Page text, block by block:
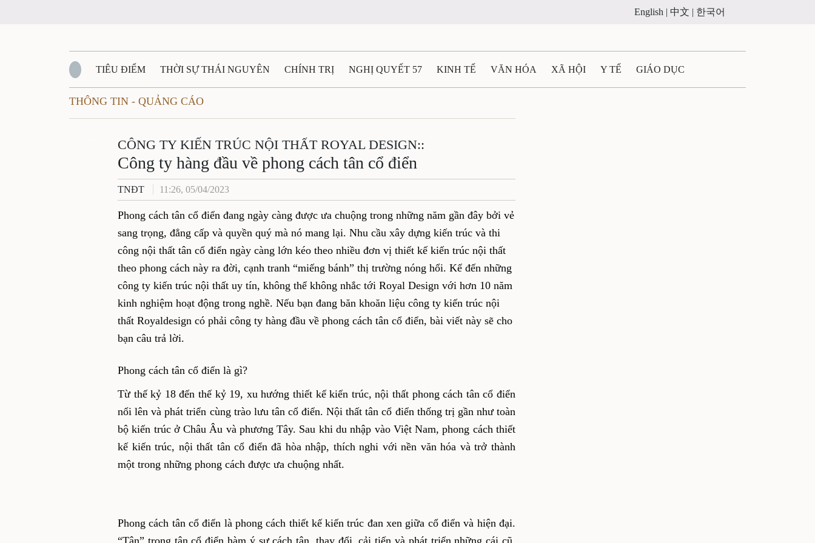
English | 中文 | 한국어
TIÊU ĐIỂM THỜI SỰ THÁI NGUYÊN CHÍNH TRỊ NGHỊ QUYẾT 57 KINH TẾ VĂN HÓA XÃ HỘI Y TẾ GIÁO DỤC
QUỐC PHÒNG - AN NINH
QUÊ HƯƠNG - ĐẤT NƯỚC QUỐC TẾ TÀI NGUYÊN - MÔI TRƯỜNG THỂ THAO
VĂN BẢN, CHÍNH SÁCH MỚI VĂN NGHỆ THÁI NGUYÊN VIDEO CÁC ĐỀ ÁN TRỌNG TÂM
THÔNG TIN - QUẢNG CÁO
CÔNG TY KIẾN TRÚC NỘI THẤT ROYAL DESIGN::
Công ty hàng đầu về phong cách tân cổ điển
TNĐT 11:26, 05/04/2023
Phong cách tân cổ điển đang ngày càng được ưa chuộng trong những năm gần đây bởi vẻ
sang trọng, đẳng cấp và quyền quý mà nó mang lại. Nhu cầu xây dựng kiến trúc và thi
công nội thất tân cổ điển ngày càng lớn kéo theo nhiều đơn vị thiết kế kiến trúc nội thất
theo phong cách này ra đời, cạnh tranh “miếng bánh” thị trường nóng hổi. Kể đến những
công ty kiến trúc nội thất uy tín, không thể không nhắc tới Royal Design với hơn 10 năm
kinh nghiệm hoạt động trong nghề. Nếu bạn đang băn khoăn liệu công ty kiến trúc nội
thất Royaldesign có phải công ty hàng đầu về phong cách tân cổ điển, bài viết này sẽ cho
bạn câu trả lời.
Phong cách tân cổ điển là gì?
Từ thế kỷ 18 đến thế kỷ 19, xu hướng thiết kế kiến trúc, nội thất phong cách tân cổ điển
nổi lên và phát triển cùng trào lưu tân cổ điển. Nội thất tân cổ điển thống trị gần như toàn
bộ kiến trúc ở Châu Âu và phương Tây. Sau khi du nhập vào Việt Nam, phong cách thiết
kế kiến trúc, nội thất tân cổ điển đã hòa nhập, thích nghi với nền văn hóa và trở thành
một trong những phong cách được ưa chuộng nhất.
Phong cách tân cổ điển là phong cách thiết kế kiến trúc đan xen giữa cổ điển và hiện đại.
“Tân” trong tân cổ điển hàm ý sự cách tân, thay đổi, cải tiến và phát triển những cái cũ,